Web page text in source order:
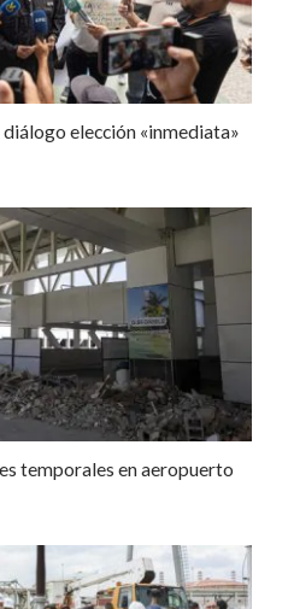
elección «inmediata»
temporales en aeropuerto